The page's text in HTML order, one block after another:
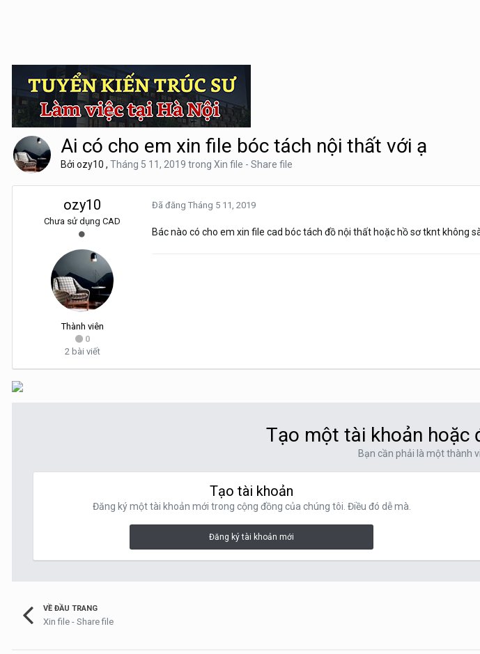
Ai có cho em xin file bóc tách nội thất với ạ
Bởi ozy10 , Tháng 5 11, 2019 trong Xin file - Share file
ozy10
Chưa sử dụng CAD
Thành viên
0
2 bài viết
Đã đăng Tháng 5 11, 2019
Bác nào có cho em xin file cad bóc tách đồ nội thất hoặc hồ sơ tknt không
Tạo một tài khoản hoặc
Bạn cần phải là một thành
Tạo tài khoản
Đăng ký một tài khoản mới trong cộng đồng của chúng tôi. Điều đó dễ mà.
Đăng ký tài khoản mới
VỀ ĐẦU TRANG
Xin file - Share file